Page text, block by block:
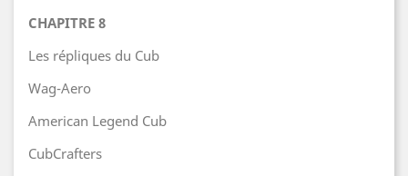
CHAPITRE 8
Les répliques du Cub
Wag-Aero
American Legend Cub
CubCrafters